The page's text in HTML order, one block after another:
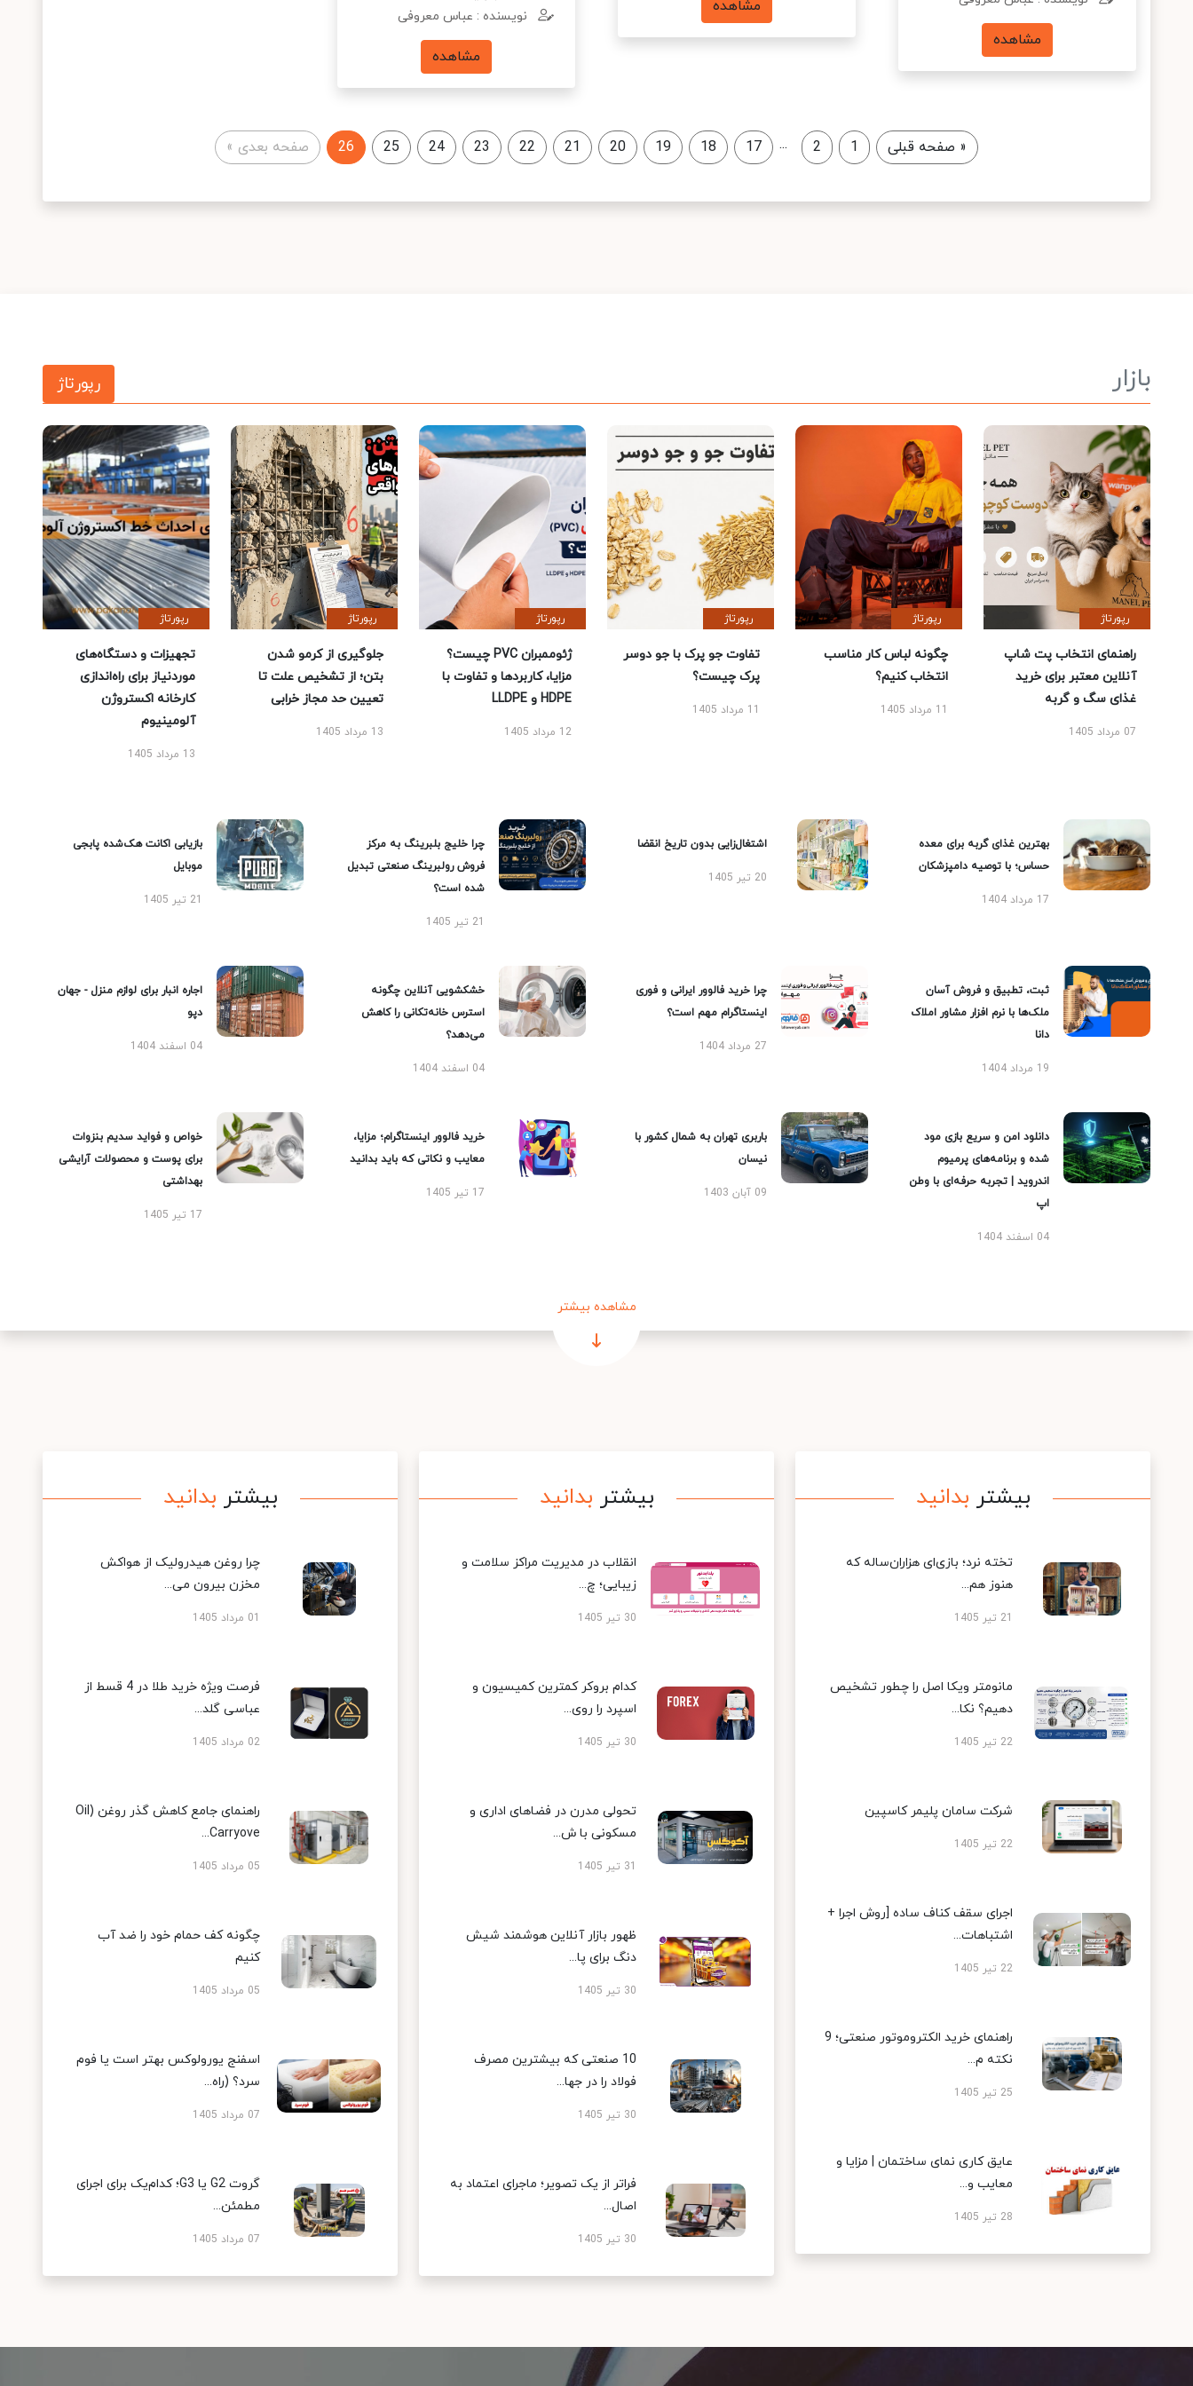
مشاهده
مشاهده
نویسنده : عباس معروفی
مشاهده
« صفحه قبلی 1
2
...
17
18
19
20
21
22
23
24
25
26 صفحه بعدی »
بازار رپورتاژ
رپورتاژ
راهنمای انتخاب پت شاپ
آنلاین معتبر برای خرید
غذای سگ و گربه
07 مرداد 1405
رپورتاژ
چگونه لباس کار مناسب
انتخاب کنیم؟
11 مرداد 1405
رپورتاژ
تفاوت جو پرک با جو دوسر
پرک چیست؟
11 مرداد 1405
رپورتاژ
ژئوممبران PVC چیست؟
مزایا، کاربردها و تفاوت با
HDPE و LLDPE
12 مرداد 1405
رپورتاژ
جلوگیری از کرمو شدن
بتن؛ از تشخیص علت تا
تعیین حد مجاز خرابی
13 مرداد 1405
رپورتاژ
تجهیزات و دستگاه‌های
موردنیاز برای راه‌اندازی
کارخانه اکستروژن
آلومینیوم
13 مرداد 1405
بهترین غذای گربه برای معده
حساس؛ با توصیه دامپزشکان
17 مرداد 1404
اشتغال‌زایی بدون تاریخ انقضا
20 تیر 1405
چرا خلیج بلبرینگ به مرکز
فروش رولبرینگ صنعتی تبدیل
شده است؟
21 تیر 1405
بازیابی اکانت هک‌شده پابجی
موبایل
21 تیر 1405
ثبت، تطبیق و فروش آسان
ملک‌ها با نرم افزار مشاور املاک
دانا
19 مرداد 1404
چرا خرید فالوور ایرانی و فوری
اینستاگرام مهم است؟
27 مرداد 1404
خشکشویی آنلاین چگونه
استرس خانه‌تکانی را کاهش
می‌دهد؟
04 اسفند 1404
اجاره انبار برای لوازم منزل - جهان
دپو
04 اسفند 1404
دانلود امن و سریع بازی مود
شده و برنامه‌های پرمیوم
اندروید | تجربه حرفه‌ای با وطن
اپ
04 اسفند 1404
باربری تهران به شمال کشور با
نیسان
09 آبان 1403
خرید فالوور اینستاگرام؛ مزایا،
معایب و نکاتی که باید بدانید
17 تیر 1405
خواص و فواید سدیم بنزوات
برای پوست و محصولات آرایشی
بهداشتی
17 تیر 1405
مشاهده بیشتر
بیشتر بدانید
تخته نرد؛ بازی‌ای هزاران‌ساله که
هنوز هم...
21 تیر 1405
مانومتر ویکا اصل را چطور تشخیص
دهیم؟ نکا...
22 تیر 1405
شرکت سامان پلیمر کاسپین
22 تیر 1405
اجرای سقف کناف ساده [روش اجرا +
اشتباهات...
22 تیر 1405
راهنمای خرید الکتروموتور صنعتی؛ 9
نکته م...
25 تیر 1405
عایق کاری نمای ساختمان | مزایا و
معایب و...
28 تیر 1405
بیشتر بدانید
انقلاب در مدیریت مراکز سلامت و
زیبایی؛ چ...
30 تیر 1405
کدام بروکر کمترین کمیسیون و
اسپرد را روی...
30 تیر 1405
تحولی مدرن در فضاهای اداری و
مسکونی با ش...
31 تیر 1405
ظهور بازار آنلاین هوشمند شیش
دنگ برای پا...
30 تیر 1405
10 صنعتی که بیشترین مصرف
فولاد را در جها...
30 تیر 1405
فراتر از یک تصویر؛ ماجرای اعتماد به
اصال...
30 تیر 1405
بیشتر بدانید
چرا روغن هیدرولیک از هواکش
مخزن بیرون می...
01 مرداد 1405
فرصت ویژه خرید طلا در 4 قسط از
عباسی گلد...
02 مرداد 1405
راهنمای جامع کاهش گذر روغن (Oil
Carryove...
05 مرداد 1405
چگونه کف حمام خود را ضد آب
کنیم
05 مرداد 1405
اسفنج یورولوکس بهتر است یا فوم
سرد؟ (راه...
07 مرداد 1405
گروت G2 یا G3؛ کدام‌یک برای اجرای
مطمئن...
07 مرداد 1405